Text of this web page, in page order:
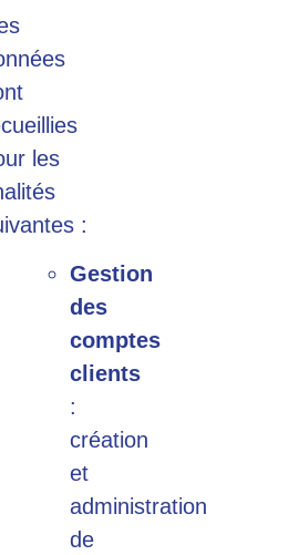
les
:
Gestion
des
comptes
clients
:
création
et
administration
de